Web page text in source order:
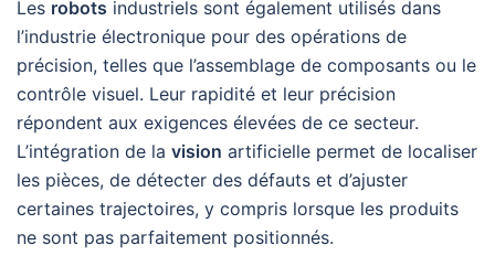
Les robots industriels sont également utilisés dans
l’industrie électronique pour des opérations de
précision, telles que l’assemblage de composants ou le
contrôle visuel. Leur rapidité et leur précision
répondent aux exigences élevées de ce secteur.
L’intégration de la vision artificielle permet de localiser
les pièces, de détecter des défauts et d’ajuster
certaines trajectoires, y compris lorsque les produits
ne sont pas parfaitement positionnés.